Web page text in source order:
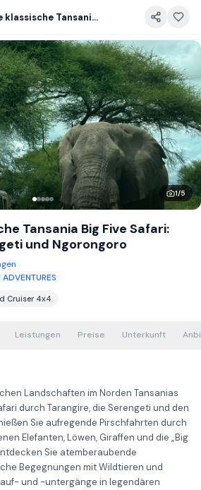
4-tägige klassische Tansania Big Five Safari: Tarangire, Serengeti und Ngorongoro
1/5
Tansania Big Five Safari:
und Ngorongoro
Cruiser 4x4
Leistungen Preise Unterkunft
Landschaften im Norden Tansanias
durch Tarangire, die Serengeti und den
Sie aufregende Pirschfahrten durch
Elefanten, Löwen, Giraffen und die „Big
Sie atemberaubende
Begegnungen mit Wildtieren und
und -untergänge in legendären